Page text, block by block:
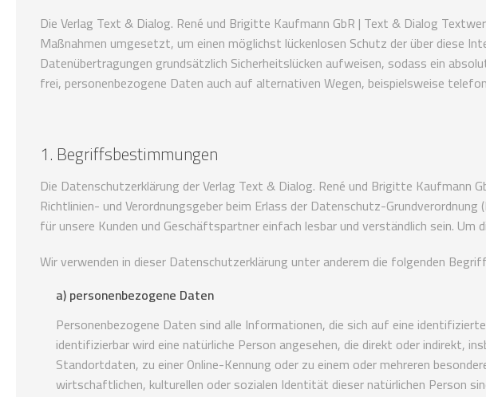
Die Verlag Text & Dialog. René und Brigitte Kaufmann GbR | Text & Dialog
Maßnahmen umgesetzt, um einen möglichst lückenlosen Schutz der über diese
Datenübertragungen grundsätzlich Sicherheitslücken aufweisen, sodass ein
frei, personenbezogene Daten auch auf alternativen Wegen, beispielsweise
1. Begriffsbestimmungen
Die Datenschutzerklärung der Verlag Text & Dialog. René und Brigitte
Richtlinien- und Verordnungsgeber beim Erlass der Datenschutz-
für unsere Kunden und Geschäftspartner einfach lesbar und verständlich sein.
Wir verwenden in dieser Datenschutzerklärung unter anderem die folgenden
a) personenbezogene Daten
Personenbezogene Daten sind alle Informationen, die sich auf eine
identifizierbar wird eine natürliche Person angesehen, die direkt oder indirekt,
Standortdaten, zu einer Online-Kennung oder zu einem oder mehreren
wirtschaftlichen, kulturellen oder sozialen Identität dieser natürlichen Person